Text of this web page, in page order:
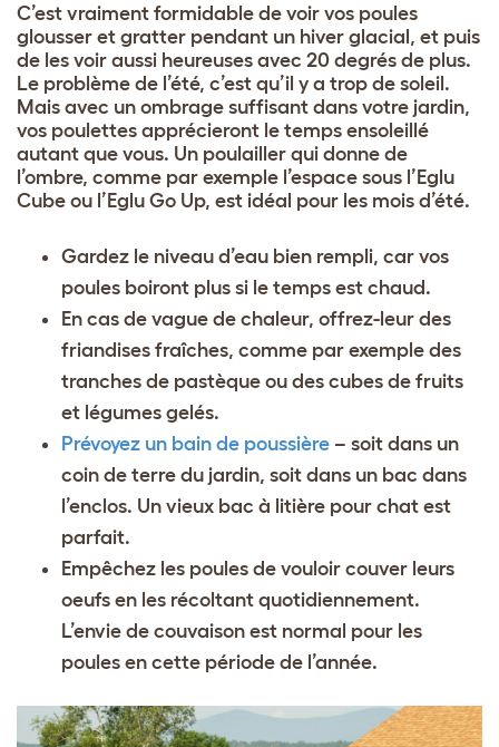
C’est vraiment formidable de voir vos poules
glousser et gratter pendant un hiver glacial, et puis
de les voir aussi heureuses avec 20 degrés de plus.
Le problème de l’été, c’est qu’il y a trop de soleil.
Mais avec un ombrage suffisant dans votre jardin,
vos poulettes apprécieront le temps ensoleillé
autant que vous. Un poulailler qui donne de
l’ombre, comme par exemple l’espace sous l’Eglu
Cube ou l’Eglu Go Up, est idéal pour les mois d’été.
Gardez le niveau d’eau bien rempli, car vos
poules boiront plus si le temps est chaud.
En cas de vague de chaleur, offrez-leur des
friandises fraîches, comme par exemple des
tranches de pastèque ou des cubes de fruits
et légumes gelés.
Prévoyez un bain de poussière – soit dans un
coin de terre du jardin, soit dans un bac dans
l’enclos. Un vieux bac à litière pour chat est
parfait.
Empêchez les poules de vouloir couver leurs
oeufs en les récoltant quotidiennement.
L’envie de couvaison est normal pour les
poules en cette période de l’année.